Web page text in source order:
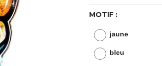
MOTIF :
jaune
bleu